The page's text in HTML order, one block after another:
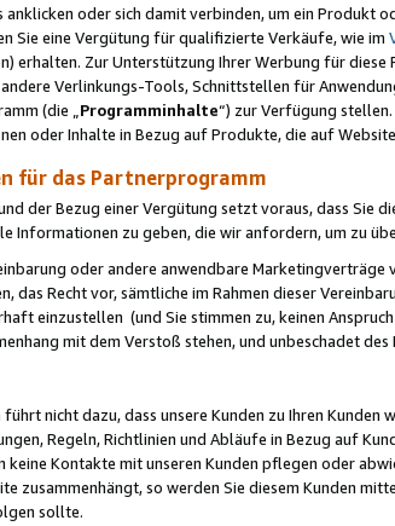
anklicken oder sich damit verbinden, um ein
Sie eine Vergütung für qualifizierte Verkäufe, wie im
erhalten. Zur Unterstützung Ihrer Werbung für
Verlinkungs-Tools, Schnittstellen für
(die „ Programminhalte“) zur Verfügung
oder Inhalte in Bezug auf Produkte, die auf
für das Partnerprogramm
der Bezug einer Vergütung setzt voraus, dass Sie
Informationen zu geben, die wir anfordern, um zu
oder andere anwendbare
das Recht vor, sämtliche im Rahmen dieser
einzustellen (und Sie stimmen zu, keinen
mit dem Verstoß stehen, und unbeschadet
nicht dazu, dass unsere Kunden zu Ihren
Regeln, Richtlinien und Abläufe in Bezug auf
Kontakte mit unseren Kunden pflegen oder
zusammenhängt, so werden Sie diesem Kunden
sollte.